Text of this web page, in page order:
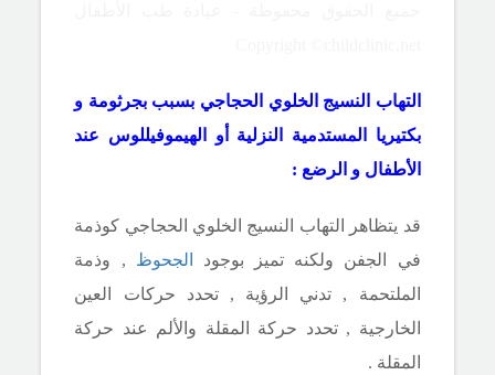
التهاب النسيج الخلوي الحجاجي بسبب بجرثومة و
بكتيريا المستدمية النزلية أو الهيموفيللوس عند
الأطفال و الرضع :
قد يتظاهر التهاب النسيج الخلوي الحجاجي كوذمة
في الجفن ولكنه تميز بوجود
الجحوظ , وذمة
الملتحمة , تدني الرؤية , تحدد حركات العين
الخارجية , تحدد حركة المقلة والألم عند حركة
المقلة .